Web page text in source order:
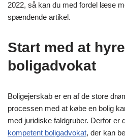
2022, så kan du med fordel læse
spændende artikel.
Start med at
boligadvokat
Boligejerskab er en af de store
processen med at købe en bolig
med juridiske faldgruber. Derfor er
kompetent boligadvokat, der kan